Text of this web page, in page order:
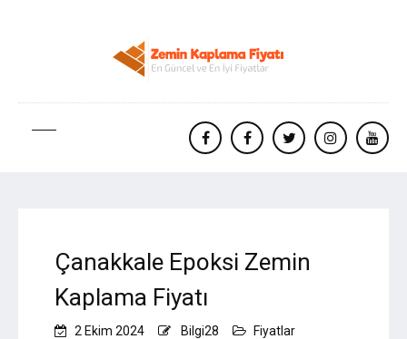
facebookFacebooktwitterinstagram
Çanakkale Epoksi Zemin
Kaplama Fiyatı
2 Ekim 2024 Bilgi28 Fiyatlar